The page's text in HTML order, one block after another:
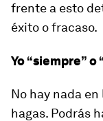
frente a esto
éxito o fracaso.
Yo “siempre” o
No hay nada
hagas. Podrás